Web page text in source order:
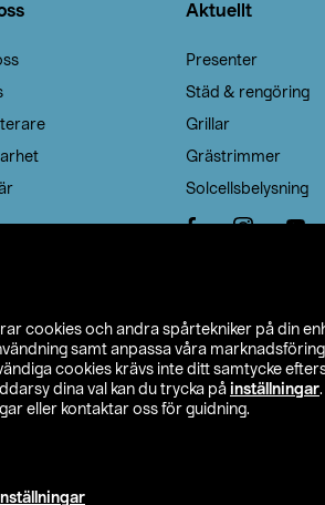
cookies och andra spårtekniker på din
samt anpassa våra
cookies krävs inte ditt samtycke
dina val kan du trycka på inställningar
eller kontaktar oss för guidning.
Inställningar
Aktuellt
Presenter
Städ & rengöring
Grillar
Grästrimmer
Solcellsbelysning